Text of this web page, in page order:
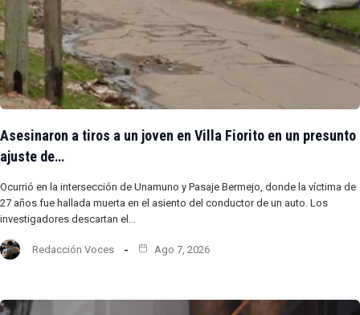
Asesinaron a tiros a un joven en Villa Fiorito en un presunto
ajuste de…
Ocurrió en la intersección de Unamuno y Pasaje Bermejo, donde la víctima de
27 años fue hallada muerta en el asiento del conductor de un auto. Los
investigadores descartan el…
Redacción Voces Ago 7, 2026